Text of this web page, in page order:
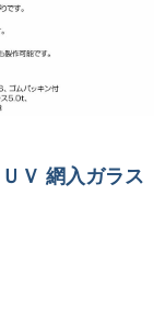
Ｖ 網入ガラス